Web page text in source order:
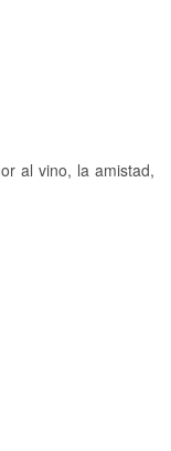
al vino, la amistad,